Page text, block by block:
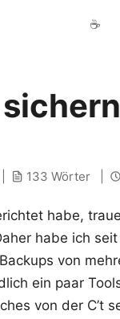
☕
133 Wörter
habe,
habe ich
von
ein paar
von der C’t